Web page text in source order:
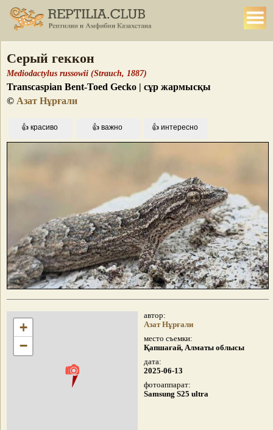
Серый геккон
Mediodactylus russowii (Strauch, 1887)
Transcaspian Bent-Toed Gecko | сұр жармысқы
© Азат Нұрғали
+
−
автор:
Азат Нұрғали
место съемки:
Қапшағай, Алматы облысы
дата:
2025-06-13
фотоаппарат:
Samsung S25 ultra